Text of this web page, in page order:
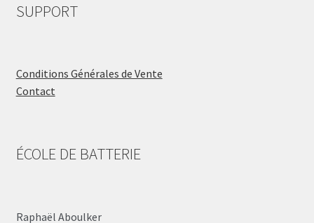
SUPPORT
Conditions Générales de Vente
Contact
ÉCOLE DE BATTERIE
Raphaël Aboulker